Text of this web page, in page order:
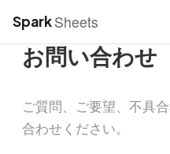
SparkSheets
お問い合わせ
ご質問、ご要望、不具
合わせください。